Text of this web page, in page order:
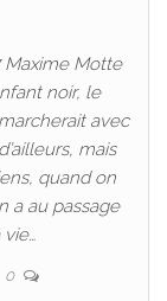
Maxime Motte
noir, le
avec
mais
quand on
a au passage
0